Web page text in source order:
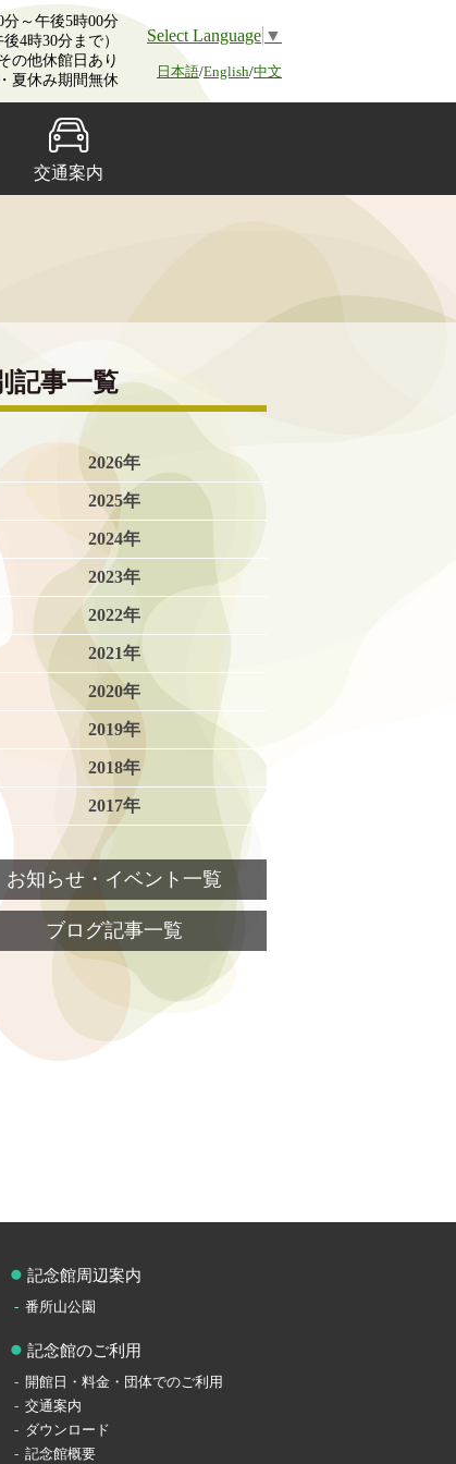
～午後5時00分
後4時30分まで）
の他休館日あり
夏休み期間無休
Select Language ▼
日本語/English/中文
交通案内
記事一覧
2026年
2025年
2024年
2023年
2022年
2021年
2020年
2019年
2018年
2017年
お知らせ・イベント一覧
ブログ記事一覧
記念館周辺案内
番所山公園
記念館のご利用
開館日・料金・団体でのご利用
交通案内
ダウンロード
記念館概要